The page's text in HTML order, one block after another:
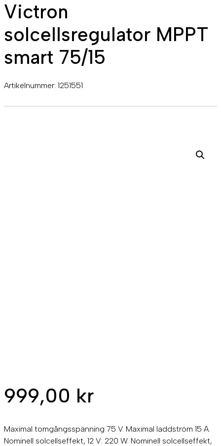
Victron
solcellsregulator MPPT
smart 75/15
Artikelnummer: 1251551
999,00 kr
Maximal tomgångsspänning 75 V. Maximal laddström 15 A.
Nominell solcellseffekt, 12 V: 220 W. Nominell solcellseffekt,